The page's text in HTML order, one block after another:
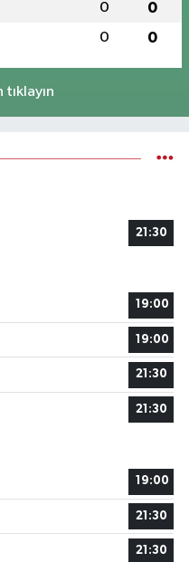
0 0
0 0
21:30
19:00
19:00
21:30
21:30
19:00
21:30
21:30